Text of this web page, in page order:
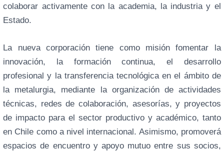
colaborar activamente con la academia, la industria y el
Estado.
La nueva corporación tiene como misión fomentar la
innovación, la formación continua, el desarrollo
profesional y la transferencia tecnológica en el ámbito de
la metalurgia, mediante la organización de actividades
técnicas, redes de colaboración, asesorías, y proyectos
de impacto para el sector productivo y académico, tanto
en Chile como a nivel internacional. Asimismo, promoverá
espacios de encuentro y apoyo mutuo entre sus socios,